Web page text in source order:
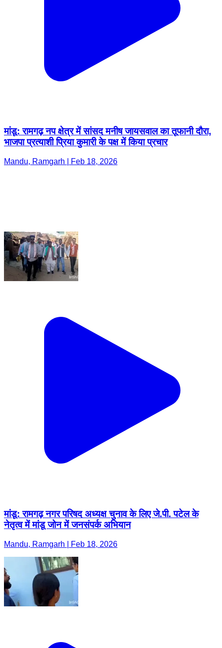
मांडू: रामगढ़ नप क्षेत्र में सांसद मनीष जायसवाल का तूफानी दौरा,
भाजपा प्रत्याशी प्रिया कुमारी के पक्ष में किया प्रचार
Mandu, Ramgarh | Feb 18, 2026
मांडू: रामगढ़ नगर परिषद अध्यक्ष चुनाव के लिए जे.पी. पटेल के